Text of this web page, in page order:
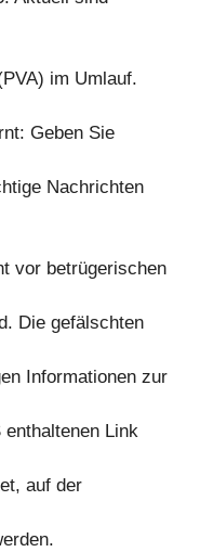
im Umlauf.
Geben Sie
Nachrichten
vor betrügerischen
Die gefälschten
Informationen zur
Link
auf der